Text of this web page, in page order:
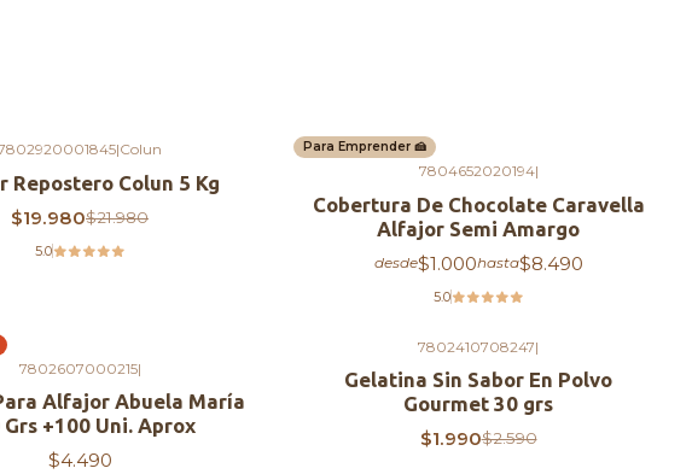
|Colun
Repostero Colun 5 Kg
$19.980$21.980
5.0
Para Emprender 🍰
7804652020194|
Cobertura De Chocolate Caravella
Alfajor Semi Amargo
desde$1.000hasta$8.490
5.0
7802607000215|
Alfajor Abuela María
Grs +100 Uni. Aprox
$4.490
7802410708247|
Gelatina Sin Sabor En Polvo
Gourmet 30 grs
$1.990$2.590